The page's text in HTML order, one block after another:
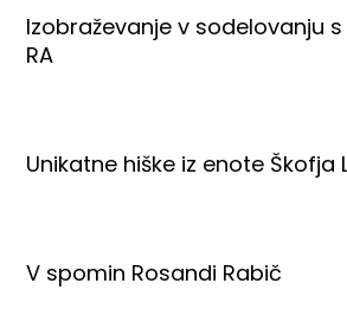
Izobraževanje v sodelovanju
RA
Unikatne hiške iz enote Škofja
V spomin Rosandi Rabič